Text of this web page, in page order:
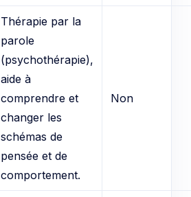
Thérapie par la
parole
(psychothérapie),
aide à
comprendre et
changer les
schémas de
pensée et de
comportement.
Non